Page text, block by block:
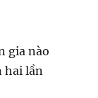
gia nào
hai lần